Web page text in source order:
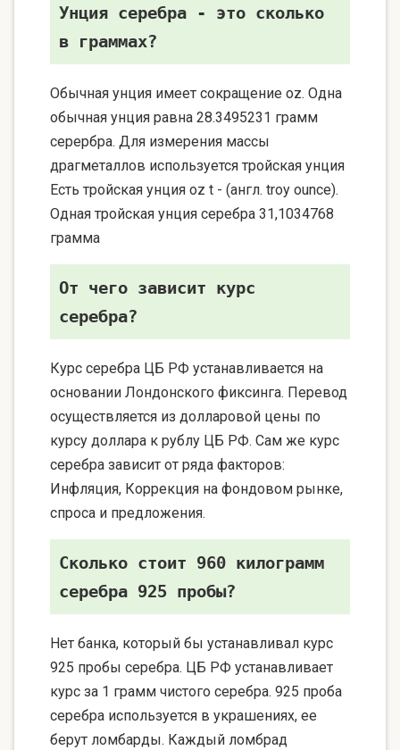
Унция серебра - это сколько
в граммах?
Обычная унция имеет сокращение oz. Одна
обычная унция равна 28.3495231 грамм
серербра. Для измерения массы
драгметаллов используется тройская унция
Есть тройская унция oz t - (англ. troy ounce).
Одная тройская унция серебра 31,1034768
грамма
От чего зависит курс
серебра?
Курс серебра ЦБ РФ устанавливается на
основании Лондонского фиксинга. Перевод
осуществляется из долларовой цены по
курсу доллара к рублу ЦБ РФ. Сам же курс
серебра зависит от ряда факторов:
Инфляция, Коррекция на фондовом рынке,
спроса и предложения.
Сколько стоит 960 килограмм
серебра 925 пробы?
Нет банка, который бы устанавливал курс
925 пробы серебра. ЦБ РФ устанавливает
курс за 1 грамм чистого серебра. 925 проба
серебра используется в украшениях, ее
берут ломбарды. Каждый ломбрад